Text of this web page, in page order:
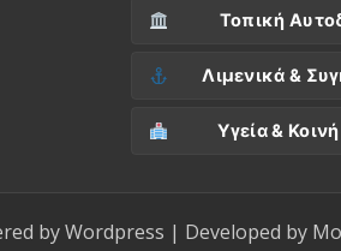
Τοπική
Δήμος Μονεμβασίας
(Έδρα):
Δ.Ε. Μονεμβασίας
ΚΕΠ Μονεμβασίας:
Λιμενικά &
Λιμεναρχείο
Μονεμβασίας:
ΚΤΕΛ Λακωνίας
Μολάων):
Υγεία &
byWordpress | Developed by